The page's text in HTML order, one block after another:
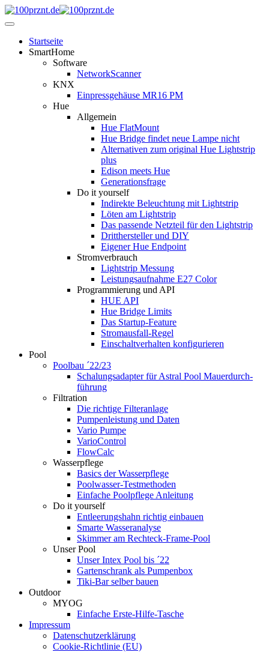
Startseite
SmartHome
Software
NetworkScanner
KNX
Einpressgehäuse MR16 PM
Hue
Allgemein
Hue FlatMount
Hue Bridge findet neue Lampe nicht
Alternativen zum original Hue Lightstrip
plus
Edison meets Hue
Generationsfrage
Do it yourself
Indirekte Beleuchtung mit Lightstrip
Löten am Lightstrip
Das passende Netzteil für den Lightstrip
Dritthersteller und DIY
Eigener Hue Endpoint
Stromverbrauch
Lightstrip Messung
Leistungsaufnahme E27 Color
Programmierung und API
HUE API
Hue Bridge Limits
Das Startup-Feature
Stromausfall-Regel
Einschaltverhalten konfigurieren
Pool
Poolbau ´22/23
Schalungs­adapter für Astral Pool Mauer­durch­
führung
Filtration
Die richtige Filter­anlage
Pumpenleistung und Daten
Vario Pumpe
Vario­Control
FlowCalc
Wasserpflege
Basics der Wasserpflege
Poolwasser-Testmethoden
Einfache Poolpflege Anleitung
Do it yourself
Ent­leerungs­hahn richtig einbauen
Smarte Wasseranalyse
Skimmer am Rechteck-Frame-Pool
Unser Pool
Unser Intex Pool bis ´22
Gartenschrank als Pumpenbox
Tiki-Bar selber bauen
Outdoor
MYOG
Einfache Erste-Hilfe-Tasche
Impressum
Datenschutzerklärung
Cookie-Richtlinie (EU)